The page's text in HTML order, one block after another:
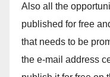
Also all the
published for free
that needs to be
the e-mail address